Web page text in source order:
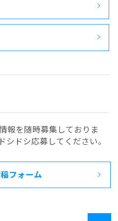
報を随時募集しておりま
シドシ応募してください。
フォーム